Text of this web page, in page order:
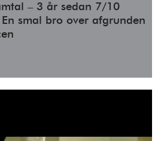
– 3 år sedan 7/10
smal bro over afgrunden